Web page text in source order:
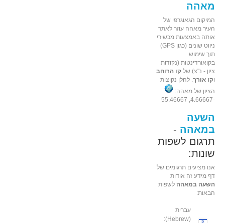
מאהה
המיקום הגאוגרפי של
העיר מאהה עוזר לאתר
אותה באמצעות מכשירי
ניווט שונים (כגון GPS)
תוך שימוש
בקואורדינטות (נקודות
ציון - נ"צ) של קו הרוחב
וקו אורך. להלן נקוצות
הציון של מאהה:
-4.66667, 55.46667
השעה
במאהה -
תרגום לשפות
שונות:
אנו מציעים תרגומים של
דף מידע זה אודות
השעה במאהה לשפות
הבאות:
עברית
(Hebrew):